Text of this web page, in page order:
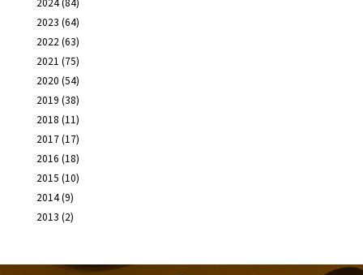
2023 (64)
2022 (63)
2021 (75)
2020 (54)
2019 (38)
2018 (11)
2017(17)
2016 (18)
2015 (10)
2014(9)
2013 (2)